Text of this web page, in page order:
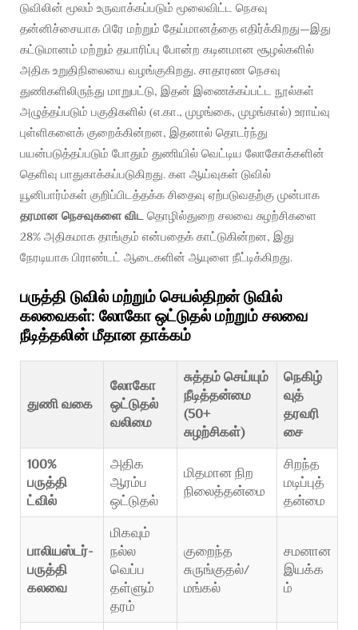
டுவிலின் மூலம் உருவாக்கப்படும் மூலைவிட்ட நெசவு
தன்னிச்சையாக பிரே மற்றும் தேய்மானத்தை எதிர்க்கிறது—இது
கட்டுமானம் மற்றும் தயாரிப்பு போன்ற கடினமான சூழல்களில்
அதிக உறுதிநிலையை வழங்குகிறது. சாதாரண நெசவு
துணிகளிலிருந்து மாறுபட்டு, இதன் இணைக்கப்பட்ட நூல்கள்
அழுத்தப்படும் பகுதிகளில் (எ.கா., முழங்கை, முழங்கால்) உராய்வு
புள்ளிகளைக் குறைக்கின்றன, இதனால் தொடர்ந்து
பயன்படுத்தப்படும் போதும் துணியில் வெட்டிய லோகோக்களின்
தெளிவு பாதுகாக்கப்படுகிறது. கள ஆய்வுகள் டுவில்
யூனிபார்ம்கள் குறிப்பிடத்தக்க சிதைவு ஏற்படுவதற்கு முன்பாக
தரமான நெசவுகளை விட தொழில்துறை சலவை சுழற்சிகளை
28% அதிகமாக தாங்கும் என்பதைக் காட்டுகின்றன, இது
நேரடியாக பிராண்டட் ஆடைகளின் ஆயுளை நீட்டிக்கிறது.
பருத்தி டுவில் மற்றும் செயல்திறன் டுவில்
கலவைகள்: லோகோ ஒட்டுதல் மற்றும் சலவை
நீடித்தலின் மீதான தாக்கம்
துணி வகை
லோகோ
ஒட்டுதல்
வலிமை
சுத்தம் செய்யும்
நீடித்தன்மை
(50+
சுழற்சிகள்)
நெகிழ்
வுத்
தரவரி
சை
100%
பருத்தி
ட்வில்
அதிக
ஆரம்ப
ஒட்டுதல்
மிதமான நிற
நிலைத்தன்மை
சிறந்த
மடிப்புத்
தன்மை
பாலியஸ்டர்-
பருத்தி
கலவை
மிகவும்
நல்ல
வெப்ப
தள்ளும்
தரம்
குறைந்த
சுருங்குதல்/
மங்கல்
சமனான
இயக்க
ம்